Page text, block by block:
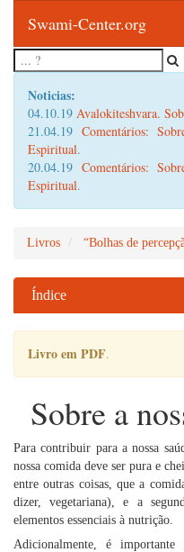
Swami-Center.org
Noticias:
04.10.19 Avalokiteshvara.
21.04.19 Comentários:
Espiritual.
20.04.19 Comentários:
Espiritual.
Livros “Bolhas de
Índice
Livro em PDF.
Sobre a
Para contribuir para a nossa
nossa comida deve ser pura e
entre outras coisas, que a
dizer, vegetariana), e a
elementos essenciais à nutrição.
Adicionalmente, é